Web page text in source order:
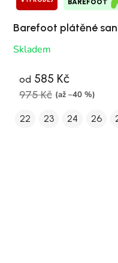
Barefoot plátěné
Skladem
od 585 Kč
975 Kč (až –40 %)
22 23 24 26